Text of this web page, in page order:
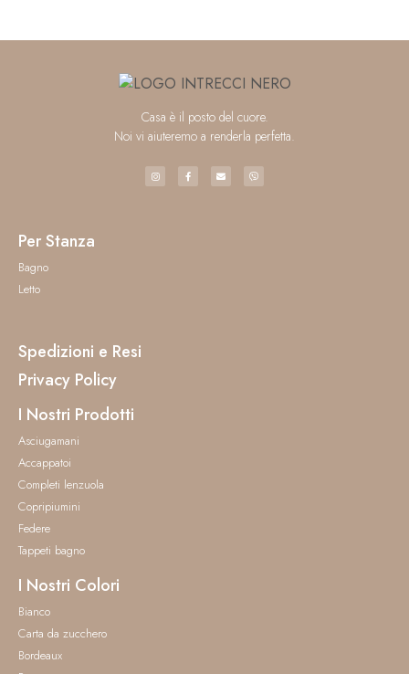
Casa è il posto del cuore.
Noi vi aiuteremo a renderla perfetta.
Per Stanza
Bagno
Letto
Spedizioni e Resi
Privacy Policy
I Nostri Prodotti
Asciugamani
Accappatoi
Completi lenzuola
Copripiumini
Federe
Tappeti bagno
I Nostri Colori
Bianco
Carta da zucchero
Bordeaux